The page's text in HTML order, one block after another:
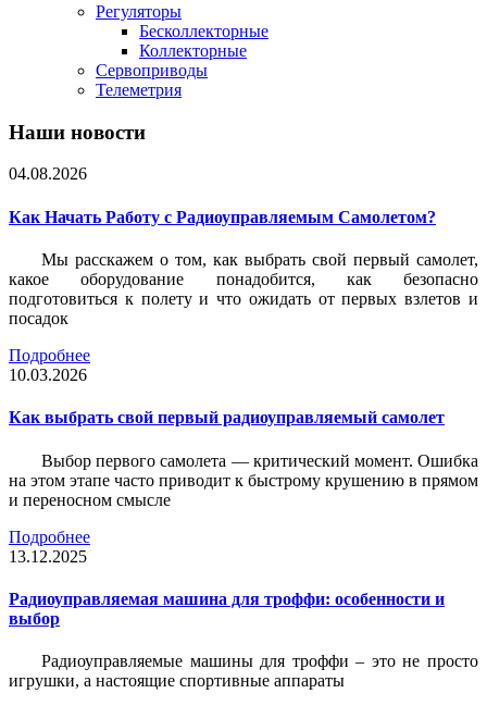
Регуляторы
Бесколлекторные
Коллекторные
Сервоприводы
Телеметрия
Наши новости
04.08.2026
Как Начать Работу с Радиоуправляемым Самолетом?
Мы расскажем о том, как выбрать свой первый самолет,
какое оборудование понадобится, как безопасно
подготовиться к полету и что ожидать от первых взлетов и
посадок
Подробнее
10.03.2026
Как выбрать свой первый радиоуправляемый самолет
Выбор первого самолета — критический момент. Ошибка
на этом этапе часто приводит к быстрому крушению в прямом
и переносном смысле
Подробнее
13.12.2025
Радиоуправляемая машина для троффи: особенности и
выбор
Радиоуправляемые машины для троффи – это не просто
игрушки, а настоящие спортивные аппараты